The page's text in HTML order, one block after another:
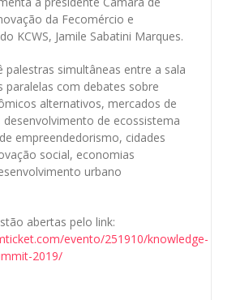
da Fecomércio e
KCWS, Jamile Sabatini Marques.
palestras simultâneas entre a sala
paralelas com debates sobre
alternativos, mercados de
de ecossistema
empreendedorismo, cidades
social, economias
urbano
abertas pelo link:
evento/251910/knowledge-
2019/